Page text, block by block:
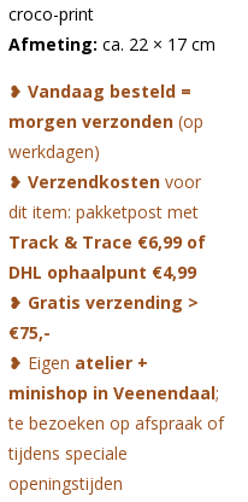
croco-print
Afmeting: ca. 22 × 17 cm
❥ Vandaag besteld =
morgen verzonden (op
werkdagen)
❥ Verzendkosten voor
dit item: pakketpost met
Track & Trace €6,99 of
DHL ophaalpunt €4,99
❥ Gratis verzending >
€75,-
❥ Eigen atelier +
minishop in Veenendaal;
te bezoeken op afspraak of
tijdens speciale
openingstijden